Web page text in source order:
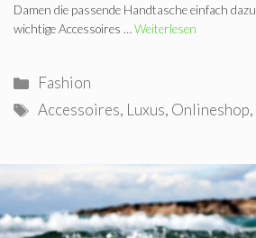
Damen die passende Handtasche einfach
wichtige Accessoires …Weiterlesen
Kategorien
Fashion
Schlagwörter
Accessoires, Luxus, Onlineshop,